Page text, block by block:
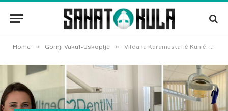
Home » Gornji Vakuf-Uskoplje » Vildana Karamustafić Kunić: Stomatologija je human, kreativan i odgovoran poziv koji ja zaista volim